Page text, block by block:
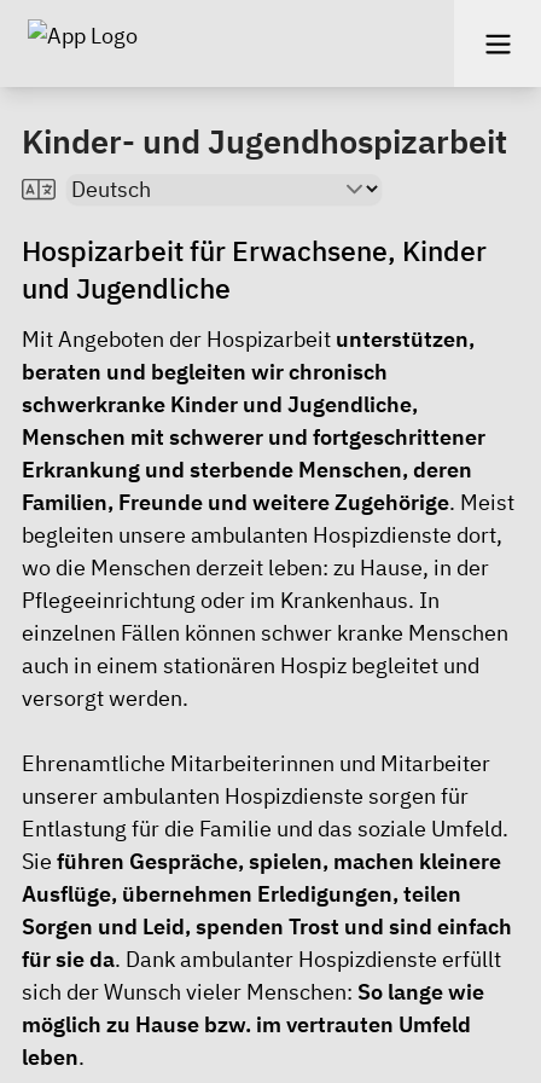
Kinder- und Jugendhospizarbeit
Hospizarbeit für Erwachsene, Kinder
und Jugendliche
Mit Angeboten der Hospizarbeit unterstützen,
beraten und begleiten wir chronisch
schwerkranke Kinder und Jugendliche,
Menschen mit schwerer und fortgeschrittener
Erkrankung und sterbende Menschen, deren
Familien, Freunde und weitere Zugehörige. Meist
begleiten unsere ambulanten Hospizdienste dort,
wo die Menschen derzeit leben: zu Hause, in der
Pflegeeinrichtung oder im Krankenhaus. In
einzelnen Fällen können schwer kranke Menschen
auch in einem stationären Hospiz begleitet und
versorgt werden.
Ehrenamtliche Mitarbeiterinnen und Mitarbeiter
unserer ambulanten Hospizdienste sorgen für
Entlastung für die Familie und das soziale Umfeld.
Sie führen Gespräche, spielen, machen kleinere
Ausflüge, übernehmen Erledigungen, teilen
Sorgen und Leid, spenden Trost und sind einfach
für sie da. Dank ambulanter Hospizdienste erfüllt
sich der Wunsch vieler Menschen: So lange wie
möglich zu Hause bzw. im vertrauten Umfeld
leben.